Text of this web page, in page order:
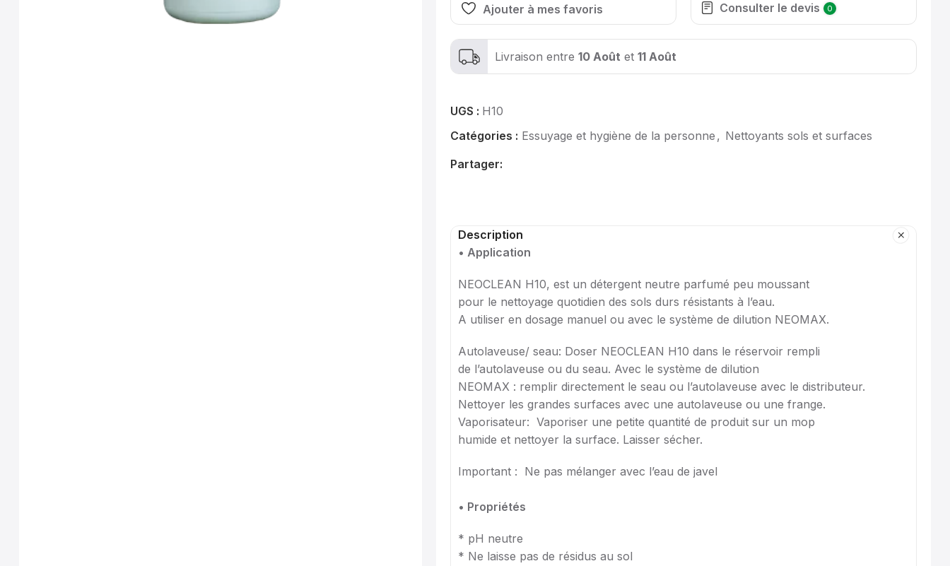
Ajouter à mes favoris Consulter le devis 0
Livraison entre10 Août et 11 Août
UGS : H10
Catégories : Essuyage et hygiène de la personne , Nettoyants sols et surfaces
Partager:
Description
• Application
NEOCLEAN H10, est un détergent neutre parfumé peu moussant
pour le nettoyage quotidien des sols durs résistants à l’eau.
A utiliser en dosage manuel ou avec le système de dilution NEOMAX.
Autolaveuse/ seau: Doser NEOCLEAN H10 dans le réservoir rempli
de l’autolaveuse ou du seau. Avec le système de dilution
NEOMAX : remplir directement le seau ou l’autolaveuse avec le distributeur.
Nettoyer les grandes surfaces avec une autolaveuse ou une frange.
Vaporisateur: Vaporiser une petite quantité de produit sur un mop
humide et nettoyer la surface. Laisser sécher.
Important : Ne pas mélanger avec l’eau de javel
• Propriétés
* pH neutre
* Ne laisse pas de résidus au sol